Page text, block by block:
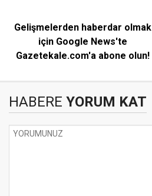
Gelişmelerden haberdar olmak
için Google News'te
Gazetekale.com'a abone olun!
HABERE YORUM KAT